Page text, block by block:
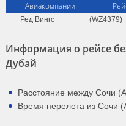
(U6 7419)
(U6 7419)
Red Wings
(FZ 972)
Авиакомпании
Ред Вингс (WZ4379)
Информация о рейсе
Дубай
Расстояние между Сочи
Время перелета из Сочи